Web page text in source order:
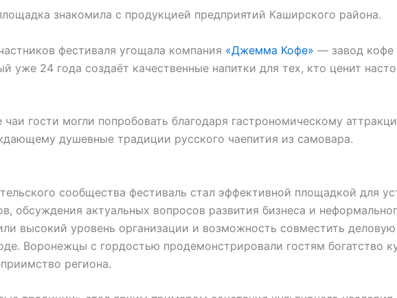
знакомила с продукцией предприятий Каширского района.
фестиваля угощала компания «Джемма Кофе» — завод кофе
уже 24 года создаёт качественные напитки для тех, кто ценит
гости могли попробовать благодаря гастрономическому
душевные традиции русского чаепития из самовара.
сообщества фестиваль стал эффективной площадкой для
обсуждения актуальных вопросов развития бизнеса и
высокий уровень организации и возможность совместить
Воронежцы с гордостью продемонстрировали гостям богатство
региона.